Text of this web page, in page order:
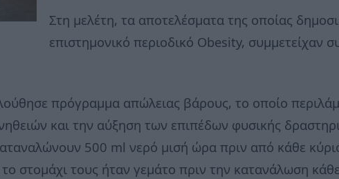
Στη μελέτη, τα αποτελέσματα της οποίας
επιστημονικό περιοδικό Obesity, συμμετείχαν
πρόγραμμα απώλειας βάρους, το οποίο
και την αύξηση των επιπέδων φυσικής
500 ml νερό μισή ώρα πριν από κάθε
στομάχι τους ήταν γεμάτο πριν την κατανάλωση